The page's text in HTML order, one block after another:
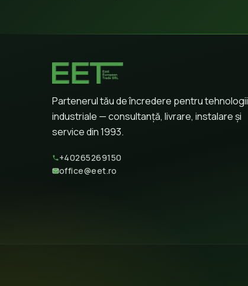
Partenerul tău de încredere pentru tehnologii
industriale — consultanță, livrare, instalare și
service din 1993.
+40265269150
office@eet.ro